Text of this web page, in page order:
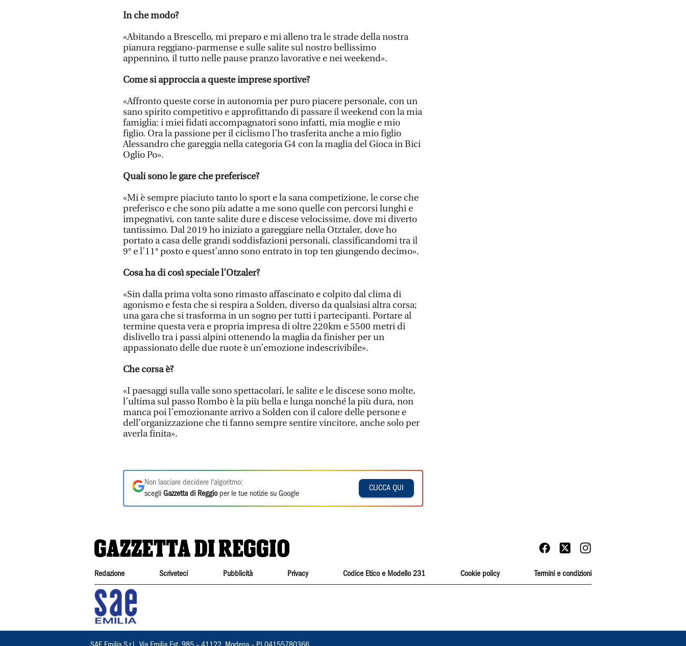
In che modo?
«Abitando a Brescello, mi preparo e mi alleno tra le strade della nostra
pianura reggiano-parmense e sulle salite sul nostro bellissimo
appennino, il tutto nelle pause pranzo lavorative e nei weekend».
Come si approccia a queste imprese sportive?
«Affronto queste corse in autonomia per puro piacere personale, con un
sano spirito competitivo e approfittando di passare il weekend con la mia
famiglia: i miei fidati accompagnatori sono infatti, mia moglie e mio
figlio. Ora la passione per il ciclismo l’ho trasferita anche a mio figlio
Alessandro che gareggia nella categoria G4 con la maglia del Gioca in Bici
Oglio Po».
Quali sono le gare che preferisce?
«Mi è sempre piaciuto tanto lo sport e la sana competizione, le corse che
preferisco e che sono più adatte a me sono quelle con percorsi lunghi e
impegnativi, con tante salite dure e discese velocissime, dove mi diverto
tantissimo. Dal 2019 ho iniziato a gareggiare nella Otztaler, dove ho
portato a casa delle grandi soddisfazioni personali, classificandomi tra il
9° e l’11° posto e quest’anno sono entrato in top ten giungendo decimo».
Cosa ha di così speciale l’Otzaler?
«Sin dalla prima volta sono rimasto affascinato e colpito dal clima di
agonismo e festa che si respira a Solden, diverso da qualsiasi altra corsa;
una gara che si trasforma in un sogno per tutti i partecipanti. Portare al
termine questa vera e propria impresa di oltre 220km e 5500 metri di
dislivello tra i passi alpini ottenendo la maglia da finisher per un
appassionato delle due ruote è un’emozione indescrivibile».
Che corsa è?
«I paesaggi sulla valle sono spettacolari, le salite e le discese sono molte,
l’ultima sul passo Rombo è la più bella e lunga nonché la più dura, non
manca poi l’emozionante arrivo a Solden con il calore delle persone e
dell’organizzazione che ti fanno sempre sentire vincitore, anche solo per
averla finita».
Non lasciare decidere l'algoritmo:
scegli Gazzetta di Reggioper le tue notizie su Google
CLICCA QUI
Redazione Scriveteci Pubblicità Privacy Codice Etico e Modello 231 Cookie policy Termini e condizioni